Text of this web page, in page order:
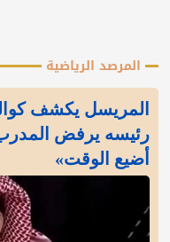
المرصد الرياضية
المريسل يكشف
رئيسه يرفض
أضيع الوقت»